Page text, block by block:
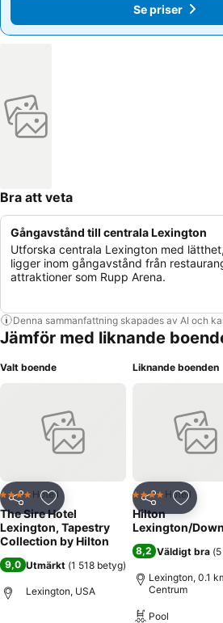
Se priser
Se priser
Bra att veta
Gångavstånd till centrala Lexington
Utforska centrala Lexington med
ligger inom gångavstånd från
attraktioner som Rupp Arena.
Denna sammanfattning skapades av AI och
Jämför med liknande
Valt boende
Dela Lägg till i Mina Favoriter
4 StjärnorHotell
The Sire Hotel
Lexington, Tapestry
Collection by Hilton
9,0 Utmärkt (1 518 betyg)
Lexington, USA
Liknande boenden
Dela Lägg
4 StjärnorHotell
Hilton
Lexington/
8,2 Väldigt bra (
Lexington, 0.1
Centrum
Pool